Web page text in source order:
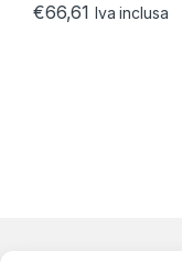
€66,61 Iva inclusa